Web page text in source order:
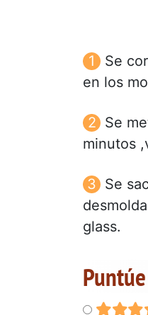
Se
en los
Se
minutos
Se
glass.